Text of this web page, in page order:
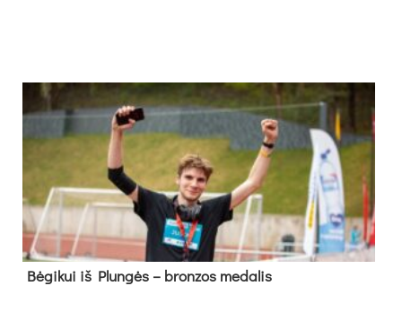
Bė­gi­kui iš Plun­gės – bron­zos me­da­lis